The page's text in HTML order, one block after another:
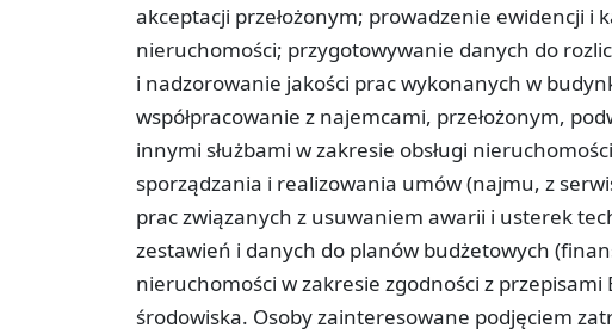
akceptacji przełożonym; prowadzenie ewidencji i
nieruchomości; przygotowywanie danych do
i nadzorowanie jakości prac wykonanych w
współpracowanie z najemcami, przełożonym,
innymi służbami w zakresie obsługi
sporządzania i realizowania umów (najmu, z
prac związanych z usuwaniem awarii i usterek
zestawień i danych do planów budżetowych
nieruchomości w zakresie zgodności z
środowiska. Osoby zainteresowane podjęciem